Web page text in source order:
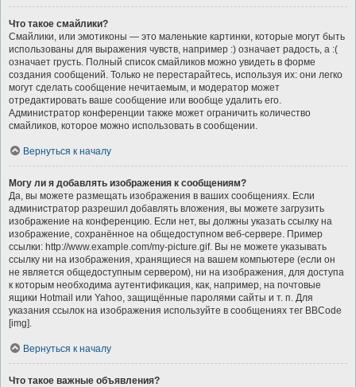
Что такое смайлики?
Смайлики, или эмотиконы — это маленькие картинки, которые могут быть
использованы для выражения чувств, например :) означает радость, а :(
означает грусть. Полный список смайликов можно увидеть в форме
создания сообщений. Только не перестарайтесь, используя их: они легко
могут сделать сообщение нечитаемым, и модератор может
отредактировать ваше сообщение или вообще удалить его.
Администратор конференции также может ограничить количество
смайликов, которое можно использовать в сообщении.
Вернуться к началу
Могу ли я добавлять изображения к сообщениям?
Да, вы можете размещать изображения в ваших сообщениях. Если
администратор разрешил добавлять вложения, вы можете загрузить
изображение на конференцию. Если нет, вы должны указать ссылку на
изображение, сохранённое на общедоступном веб-сервере. Пример
ссылки: http://www.example.com/my-picture.gif. Вы не можете указывать
ссылку ни на изображения, хранящиеся на вашем компьютере (если он
не является общедоступным сервером), ни на изображения, для доступа
к которым необходима аутентификация, как, например, на почтовые
ящики Hotmail или Yahoo, защищённые паролями сайты и т. п. Для
указания ссылок на изображения используйте в сообщениях тег BBCode
[img].
Вернуться к началу
Что такое важные объявления?